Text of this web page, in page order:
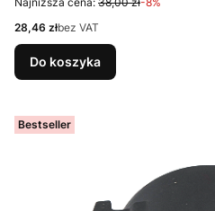
Cena
28,46 złbez VAT
Do koszyka
Bestseller